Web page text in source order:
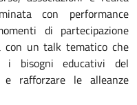
con performance
di partecipazione
con un talk tematico che
i bisogni educativi del
rafforzare le alleanze